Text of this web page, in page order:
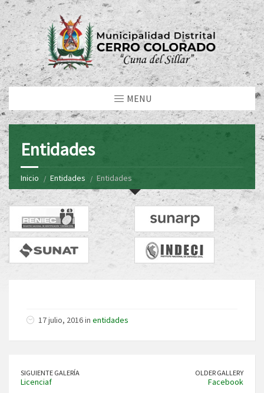
MENU
Entidades
Inicio Entidades Entidades
17 julio, 2016 in entidades
SIGUIENTE GALERÍA
Licenciaf
OLDER GALLERY
Facebook